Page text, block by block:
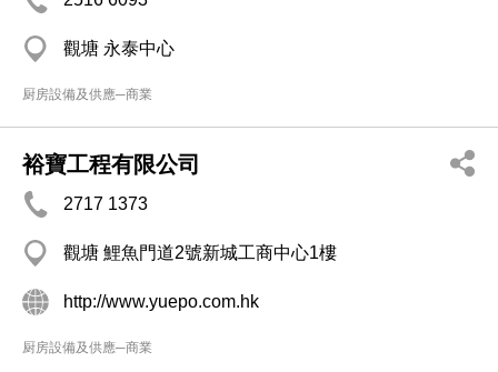
觀塘 永泰中心
厨房設備及供應─商業
裕寶工程有限公司
2717 1373
觀塘 鯉魚門道2號新城工商中心1樓
http://www.yuepo.com.hk
厨房設備及供應─商業